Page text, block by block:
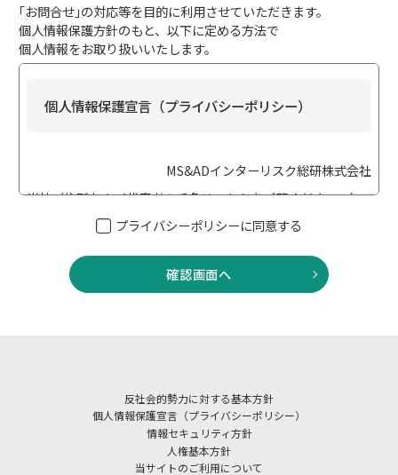
｢お問合せ｣の対応等を目的に利用させていただきます。
個人情報保護方針のもと、以下に定める方法で
個人情報をお取り扱いいたします。
個人情報保護宣言（プライバシーポリシー）
MS&ADインターリスク総研株式会社
当社（住所および代表者の氏名はこちらをご覧ください。）
は、個人情報保護の重要性に鑑み、「個人情報保護に関する
における特定の個人を識別するための番号の利用等に関する
法律（以下「番号法」といいます）」、その他の法令・ガイ
ます。 また、当社における個人情報の取扱いおよび安全管理
に係る適切な措置については、適宜見直しを行い、改善いた
プライバシーポリシーに同意する
確認画面へ
反社会的勢力に対する基本方針
個人情報保護宣言（プライバシーポリシー）
情報セキュリティ方針
人権基本方針
当サイトのご利用について